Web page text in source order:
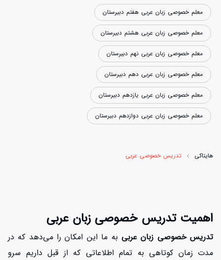
معلم خصوصی زبان عربی هفتم دبیرستان
معلم خصوصی زبان عربی هشتم دبیرستان
معلم خصوصی زبان عربی نهم دبیرستان
معلم خصوصی زبان عربی دهم دبیرستان
معلم خصوصی زبان عربی یازدهم دبیرستان
معلم خصوصی زبان عربی دوازدهم دبیرستان
هایتاکی تدریس خصوصی عربی
اهمیت تدریس خصوصی زبان عربی
تدریس خصوصی زبان عربی به ما این امکان را می‌دهد که در
مدت زمان کوتاهی به تمام اطلاعاتی که از قبل داریم سرو